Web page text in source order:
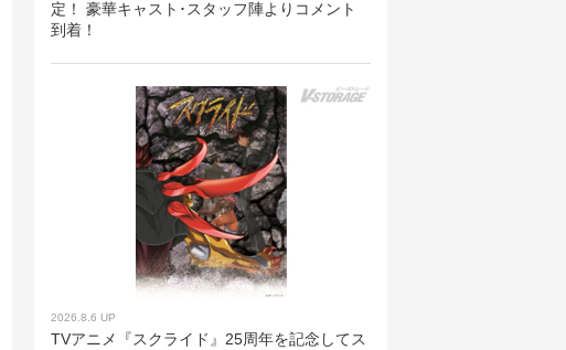
定！ 豪華キャスト･スタッフ陣よりコメント
到着！
2026.8.6 UP
TVアニメ『スクライド』25周年を記念してス